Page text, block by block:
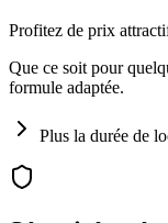
Profitez de prix
Que ce soit pour
formule adaptée.
Plus la durée de